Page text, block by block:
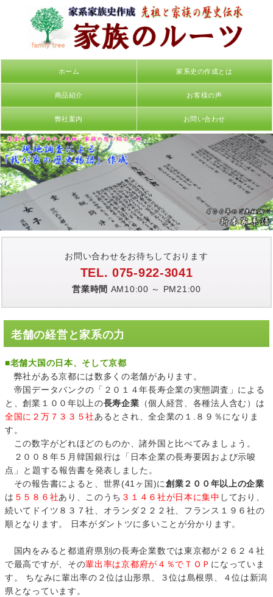
ホーム 家系史の作成とは
商品紹介 お客様の声
弊社案内 お問い合わせ
お問い合わせをお待ちしております
TEL. 075-922-3041
営業時間 AM10:00 ～ PM21:00
老舗の経営と家系の力
■老舗大国の日本、そして京都
弊社がある京都には数多くの老舗があります。
帝国データバンクの「２０１４年長寿企業の実態調査」による
と、創業１００年以上の長寿企業 （個人経営、各種法人含む）は
全国に２万７３３５社あるとされ、全企業の１.８９％になりま
す。
この数字がどれほどのものか、諸外国と比べてみましょう。
２００８年５月韓国銀行は「日本企業の長寿要因および示唆
点」 と題する報告書を発表しました。
その報告書によると、世界(41ヶ国)に創業２００年以上の企業
は ５５８６社あり、このうち ３１４６社が日本に集中 しており、
続いてドイツ８３７社、オランダ２２２社、フランス１９６社の
順となります。 日本がダントツに多いことが分かります。
国内をみると都道府県別の長寿企業数では東京都が２６２４社
で最高ですが、その輩出率は京都府が４％でＴＯＰ になっていま
す。 ちなみに輩出率の２位は山形県、３位は島根県、４位は新潟
県となっています。